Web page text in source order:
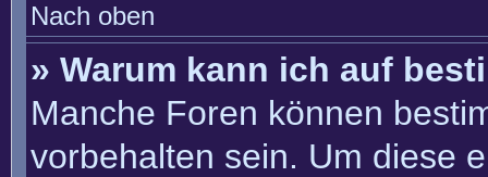
Nach oben
» Warum kann ich auf
Manche Foren können
vorbehalten sein. Um diese